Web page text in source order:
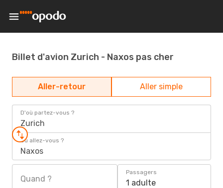
Billet d'avion Zurich - Naxos pas cher
Aller-retour Aller simple
D'où partez-vous ?
Zurich
Où allez-vous ?
Naxos
Quand ?
Passagers
1 adulte